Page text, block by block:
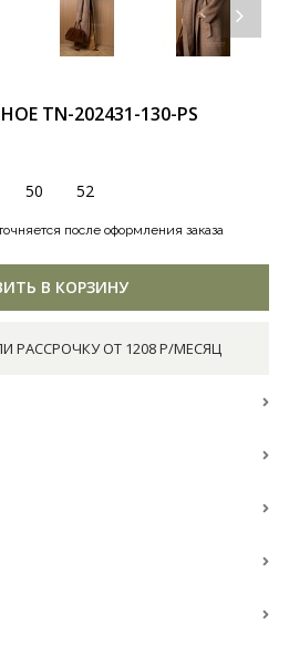
TN-202431-130-PS
50 52
после оформления заказа
В КОРЗИНУ
РАССРОЧКУ ОТ 1208 Р/МЕСЯЦ